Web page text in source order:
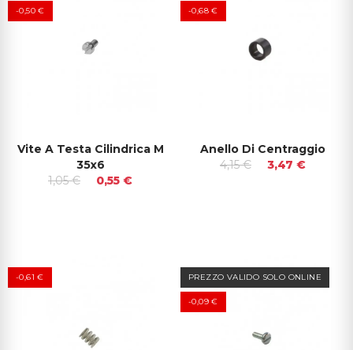
-0,50 €
Vite A Testa Cilindrica M
35x6
1,05 €
0,55 €
-0,68 €
Anello Di Centraggio
4,15 €
3,47 €
-0,61 € PREZZO VALIDO SOLO ONLINE
-0,09 €